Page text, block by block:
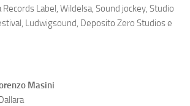
Label, Wildelsa, Sound jockey, Studio
Ludwigsound, Deposito Zero Studios e
Masini